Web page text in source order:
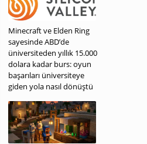
Minecraft ve Elden Ring
sayesinde ABD’de
üniversiteden yıllık 15.000
dolara kadar burs: oyun
başarıları üniversiteye
giden yola nasıl dönüştü